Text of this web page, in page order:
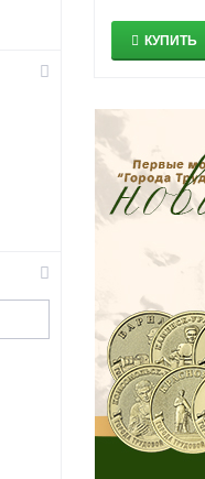
КУПИТЬ